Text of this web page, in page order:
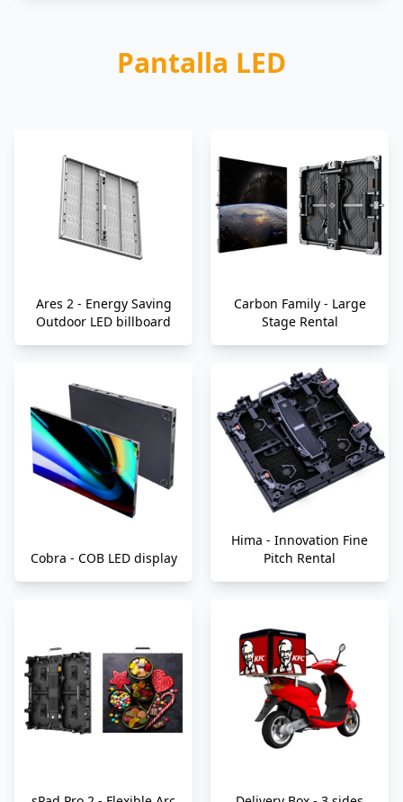
Pantalla LED
Ares 2 - Energy Saving
Outdoor LED billboard
Carbon Family - Large
Stage Rental
Cobra - COB LED display
Hima - Innovation Fine
Pitch Rental